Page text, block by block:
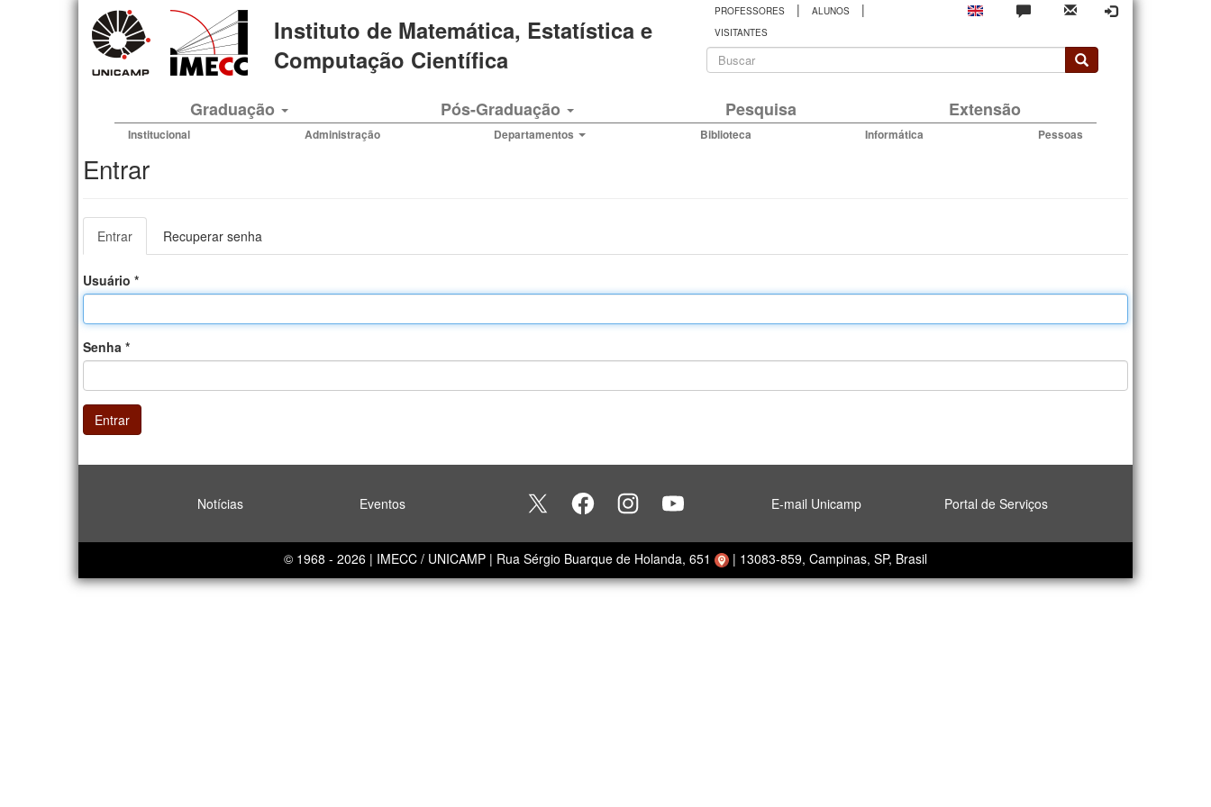
Instituto de Matemática, Estatística e
Computação Científica
PROFESSORES | ALUNOS |
VISITANTES
Formulário
busca
Graduação Pós-Graduação Pesquisa Extensão
Institucional Administração Departamentos Biblioteca Informática Pessoas
Entrar
Abas
primárias
Entrar
ativa)
Recuperar senha
Usuário *
Senha *
Entrar
Notícias Eventos E-mail Unicamp Portal de Serviços
© 1968 - 2026 | IMECC / UNICAMP | Rua Sérgio Buarque de Holanda, 651 | 13083-859, Campinas, SP, Brasil